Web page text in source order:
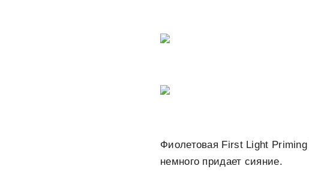
Фиолетовая First Light
немного придает сияние.